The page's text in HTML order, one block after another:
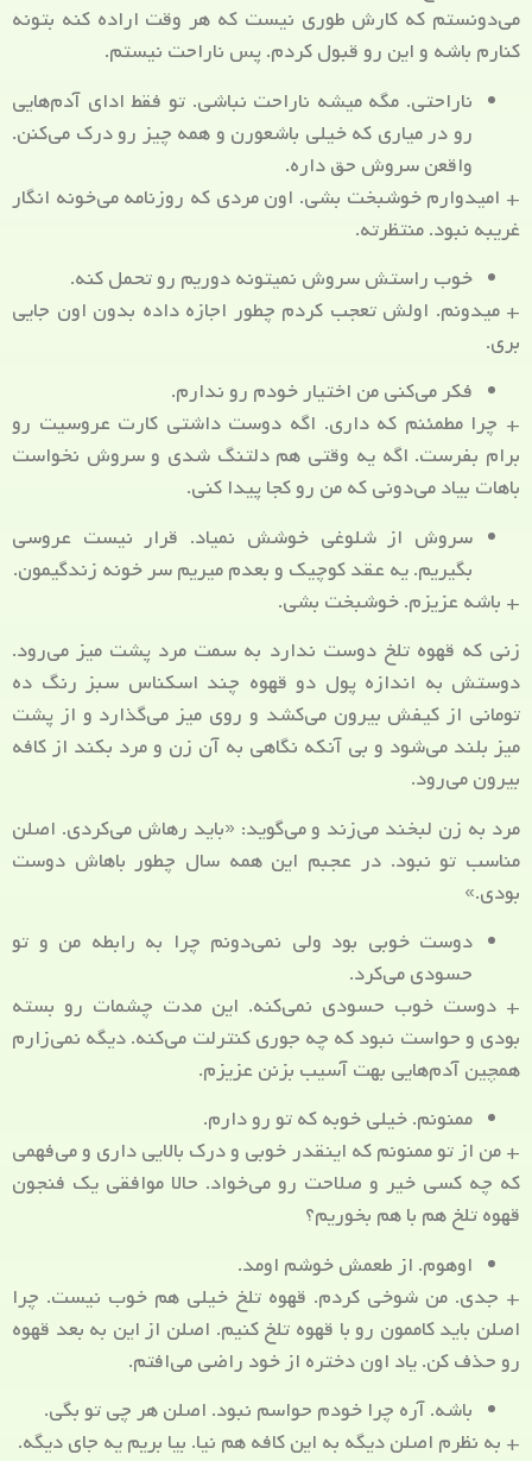
می‌دونستم که کارش طوری نیست که هر وقت اراده کنه بتونه
کنارم باشه و این رو قبول کردم. پس ناراحت نیستم.
ناراحتی. مگه میشه ناراحت نباشی. تو فقط ادای آدم‌هایی
رو در میاری که خیلی باشعورن و همه چیز رو درک می‌کنن.
واقعن سروش حق داره.
+ امیدوارم خوشبخت بشی. اون مردی که روزنامه می‌خونه انگار
غریبه نبود. منتظرته.
خوب راستش سروش نمیتونه دوریم رو تحمل کنه.
+ میدونم. اولش تعجب کردم چطور اجازه داده بدون اون جایی
بری.
فکر می‌کنی من اختیار خودم رو ندارم.
+ چرا مطمئنم که داری. اگه دوست داشتی کارت عروسیت رو
برام بفرست. اگه یه وقتی هم دلتنگ شدی و سروش نخواست
باهات بیاد می‌دونی که من رو کجا پیدا کنی.
سروش از شلوغی خوشش نمیاد. قرار نیست عروسی
بگیریم. یه عقد کوچیک و بعدم میریم سر خونه زندگیمون.
+ باشه عزیزم. خوشبخت بشی.
زنی که قهوه تلخ دوست ندارد به سمت مرد پشت میز می‌رود.
دوستش به اندازه پول دو قهوه چند اسکناس سبز رنگ ده
تومانی از کیفش بیرون می‌کشد و روی میز می‌گذارد و از پشت
میز بلند می‌شود و بی آنکه نگاهی به آن زن و مرد بکند از کافه
بیرون می‌رود.
مرد به زن لبخند می‌زند و می‌گوید: «باید رهاش می‌کردی. اصلن
مناسب تو نبود. در عجبم این همه سال چطور باهاش دوست
بودی.»
دوست خوبی بود ولی نمی‌دونم چرا به رابطه من و تو
حسودی می‌کرد.
+ دوست خوب حسودی نمی‌کنه. این مدت چشمات رو بسته
بودی و حواست نبود که چه جوری کنترلت می‌کنه. دیگه نمی‌زارم
همچین آدم‌هایی بهت آسیب بزنن عزیزم.
ممنونم. خیلی خوبه که تو رو دارم.
+ من از تو ممنونم که اینقدر خوبی و درک بالایی داری و می‌فهمی
که چه کسی خیر و صلاحت رو می‌خواد. حالا موافقی یک فنجون
قهوه تلخ هم با هم بخوریم؟
اوهوم. از طعمش خوشم اومد.
+ جدی. من شوخی کردم. قهوه تلخ خیلی هم خوب نیست. چرا
اصلن باید کاممون رو با قهوه تلخ کنیم. اصلن از این به بعد قهوه
رو حذف کن. یاد اون دختره از خود راضی می‌افتم.
باشه. آره چرا خودم حواسم نبود. اصلن هر چی تو بگی.
+ به نظرم اصلن دیگه به این کافه هم نیا. بیا بریم یه جای دیگه.